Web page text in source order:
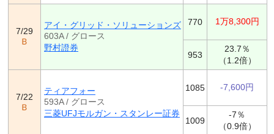
7/29
Ｂ
アイ・グリッド・ソリューションズ
603A / グロース
野村證券
770 1万8,300円
953
23.7％
（1.2倍）
7/22
Ｂ
ティアフォー
593A / グロース
三菱UFJモルガン・スタンレー証券
1085 -7,600円
1009
-7％
（0.9倍）